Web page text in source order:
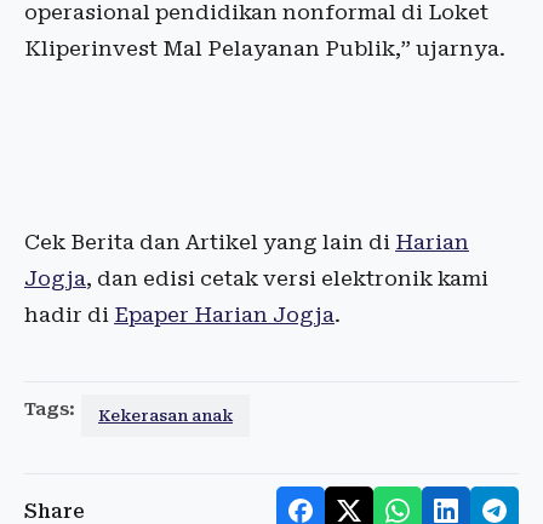
operasional pendidikan nonformal di Loket
Kliperinvest Mal Pelayanan Publik,” ujarnya.
Cek Berita dan Artikel yang lain di Harian
Jogja, dan edisi cetak versi elektronik kami
hadir di Epaper Harian Jogja.
Tags: Kekerasan anak
Share